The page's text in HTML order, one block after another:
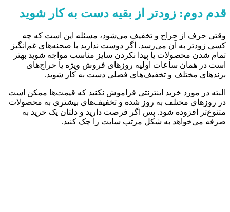
قدم دوم: زودتر از بقیه دست به کار شوید
وقتی حرف از حراج و تخفیف می‌شود، مسئله این است که چه
کسی زودتر به آن می‌رسد. اگر دوست ندارید با صحنه‌های غم‌انگیز
تمام شدن محصولات یا پیدا نکردن سایز مناسب مواجه شوید بهتر
است در همان ساعات اولیه روزهای فروش ویژه یا حراج‌های
برندهای مختلف و تخفیف‌های فصلی دست به کار شوید.
البته در مورد خرید اینترنتی فراموش نکنید که قیمت‌ها ممکن است
در روزهای مختلف به روز شده و تخفیف‌های بیشتری به محصولات
متنوع‌تر افزوده شود. پس اگر فرصت دارید و دلتان یک خرید به
صرفه می‌خواهد به شکل مرتب سایت را چک کنید.